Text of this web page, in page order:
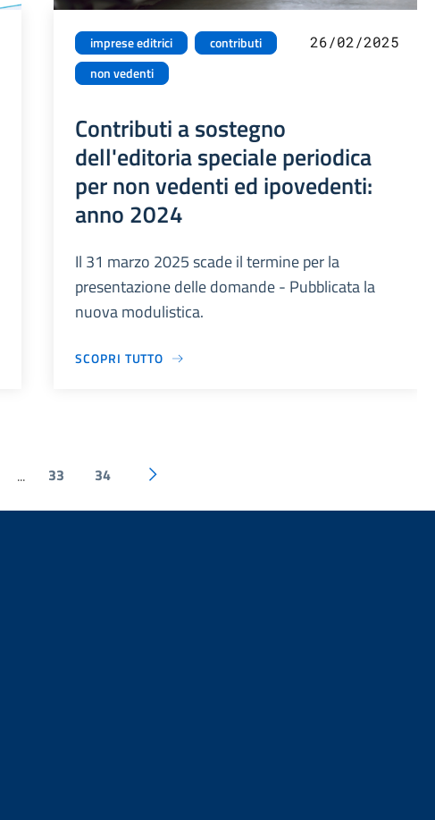
imprese editrici
contributi
non vedenti
26/02/2025
Contributi a sostegno
dell'editoria speciale periodica
per non vedenti ed ipovedenti:
anno 2024
Il 31 marzo 2025 scade il termine per la
presentazione delle domande - Pubblicata la
nuova modulistica.
SCOPRI TUTTO
... 33 34